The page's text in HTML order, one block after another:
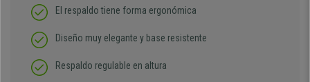
El respaldo tiene forma ergonómica
Diseño muy elegante y base resistente
Respaldo regulable en altura